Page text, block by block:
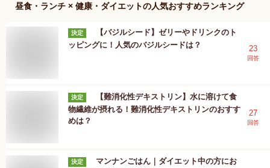
昼食・ランチ × 健康・ダイエットの人気おすすめランキング
決定
【バジルシード】ゼリーやドリンクのト
ッピングに！人気のバジルシードは？
23
回答
決定
【難消化性デキストリン】水に溶けて食
物繊維が摂れる！難消化性デキストリンのおすす
めは？
27
回答
決定
マンナンごはん｜ダイエット中の方にお